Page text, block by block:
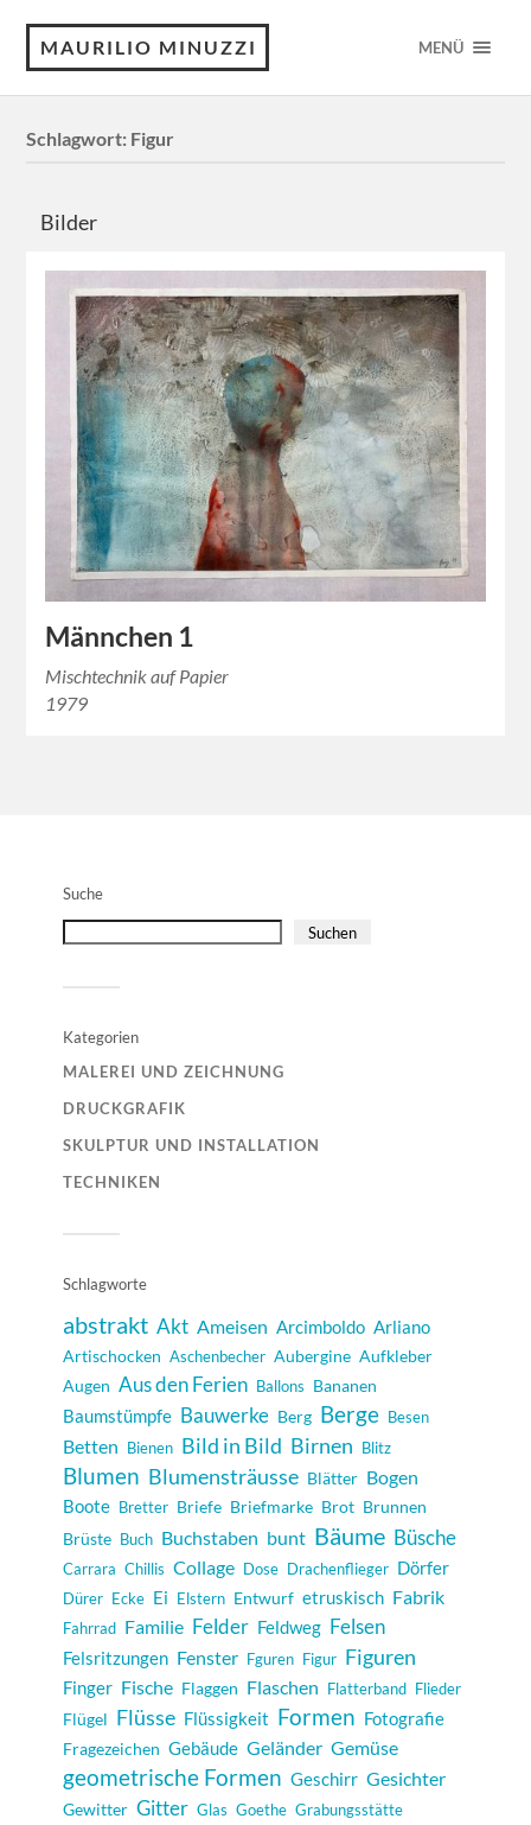
MAURILIO MINUZZI MENÜ
Schlagwort: Figur
Bilder
Männchen 1
Mischtechnik auf Papier
1979
Suche
Suchen
Kategorien
MALEREI UND ZEICHNUNG
DRUCKGRAFIK
SKULPTUR UND INSTALLATION
TECHNIKEN
Schlagworte
abstrakt Akt Ameisen Arcimboldo Arliano
Artischocken Aschenbecher Aubergine Aufkleber
Augen Aus den Ferien Ballons Bananen
Baumstümpfe Bauwerke Berg Berge Besen
Betten Bienen Bild in Bild Birnen Blitz
Blumen Blumensträusse Blätter Bogen
Boote Bretter Briefe Briefmarke Brot Brunnen
Brüste Buch Buchstaben bunt Bäume Büsche
Carrara Chillis Collage Dose Drachenflieger Dörfer
Dürer Ecke Ei Elstern Entwurf etruskisch Fabrik
Fahrrad Familie Felder Feldweg Felsen
Felsritzungen Fenster Fguren Figur Figuren
Finger Fische Flaggen Flaschen Flatterband Flieder
Flügel Flüsse Flüssigkeit Formen Fotografie
Fragezeichen Gebäude Geländer Gemüse
geometrische Formen Geschirr Gesichter
Gewitter Gitter Glas Goethe Grabungsstätte